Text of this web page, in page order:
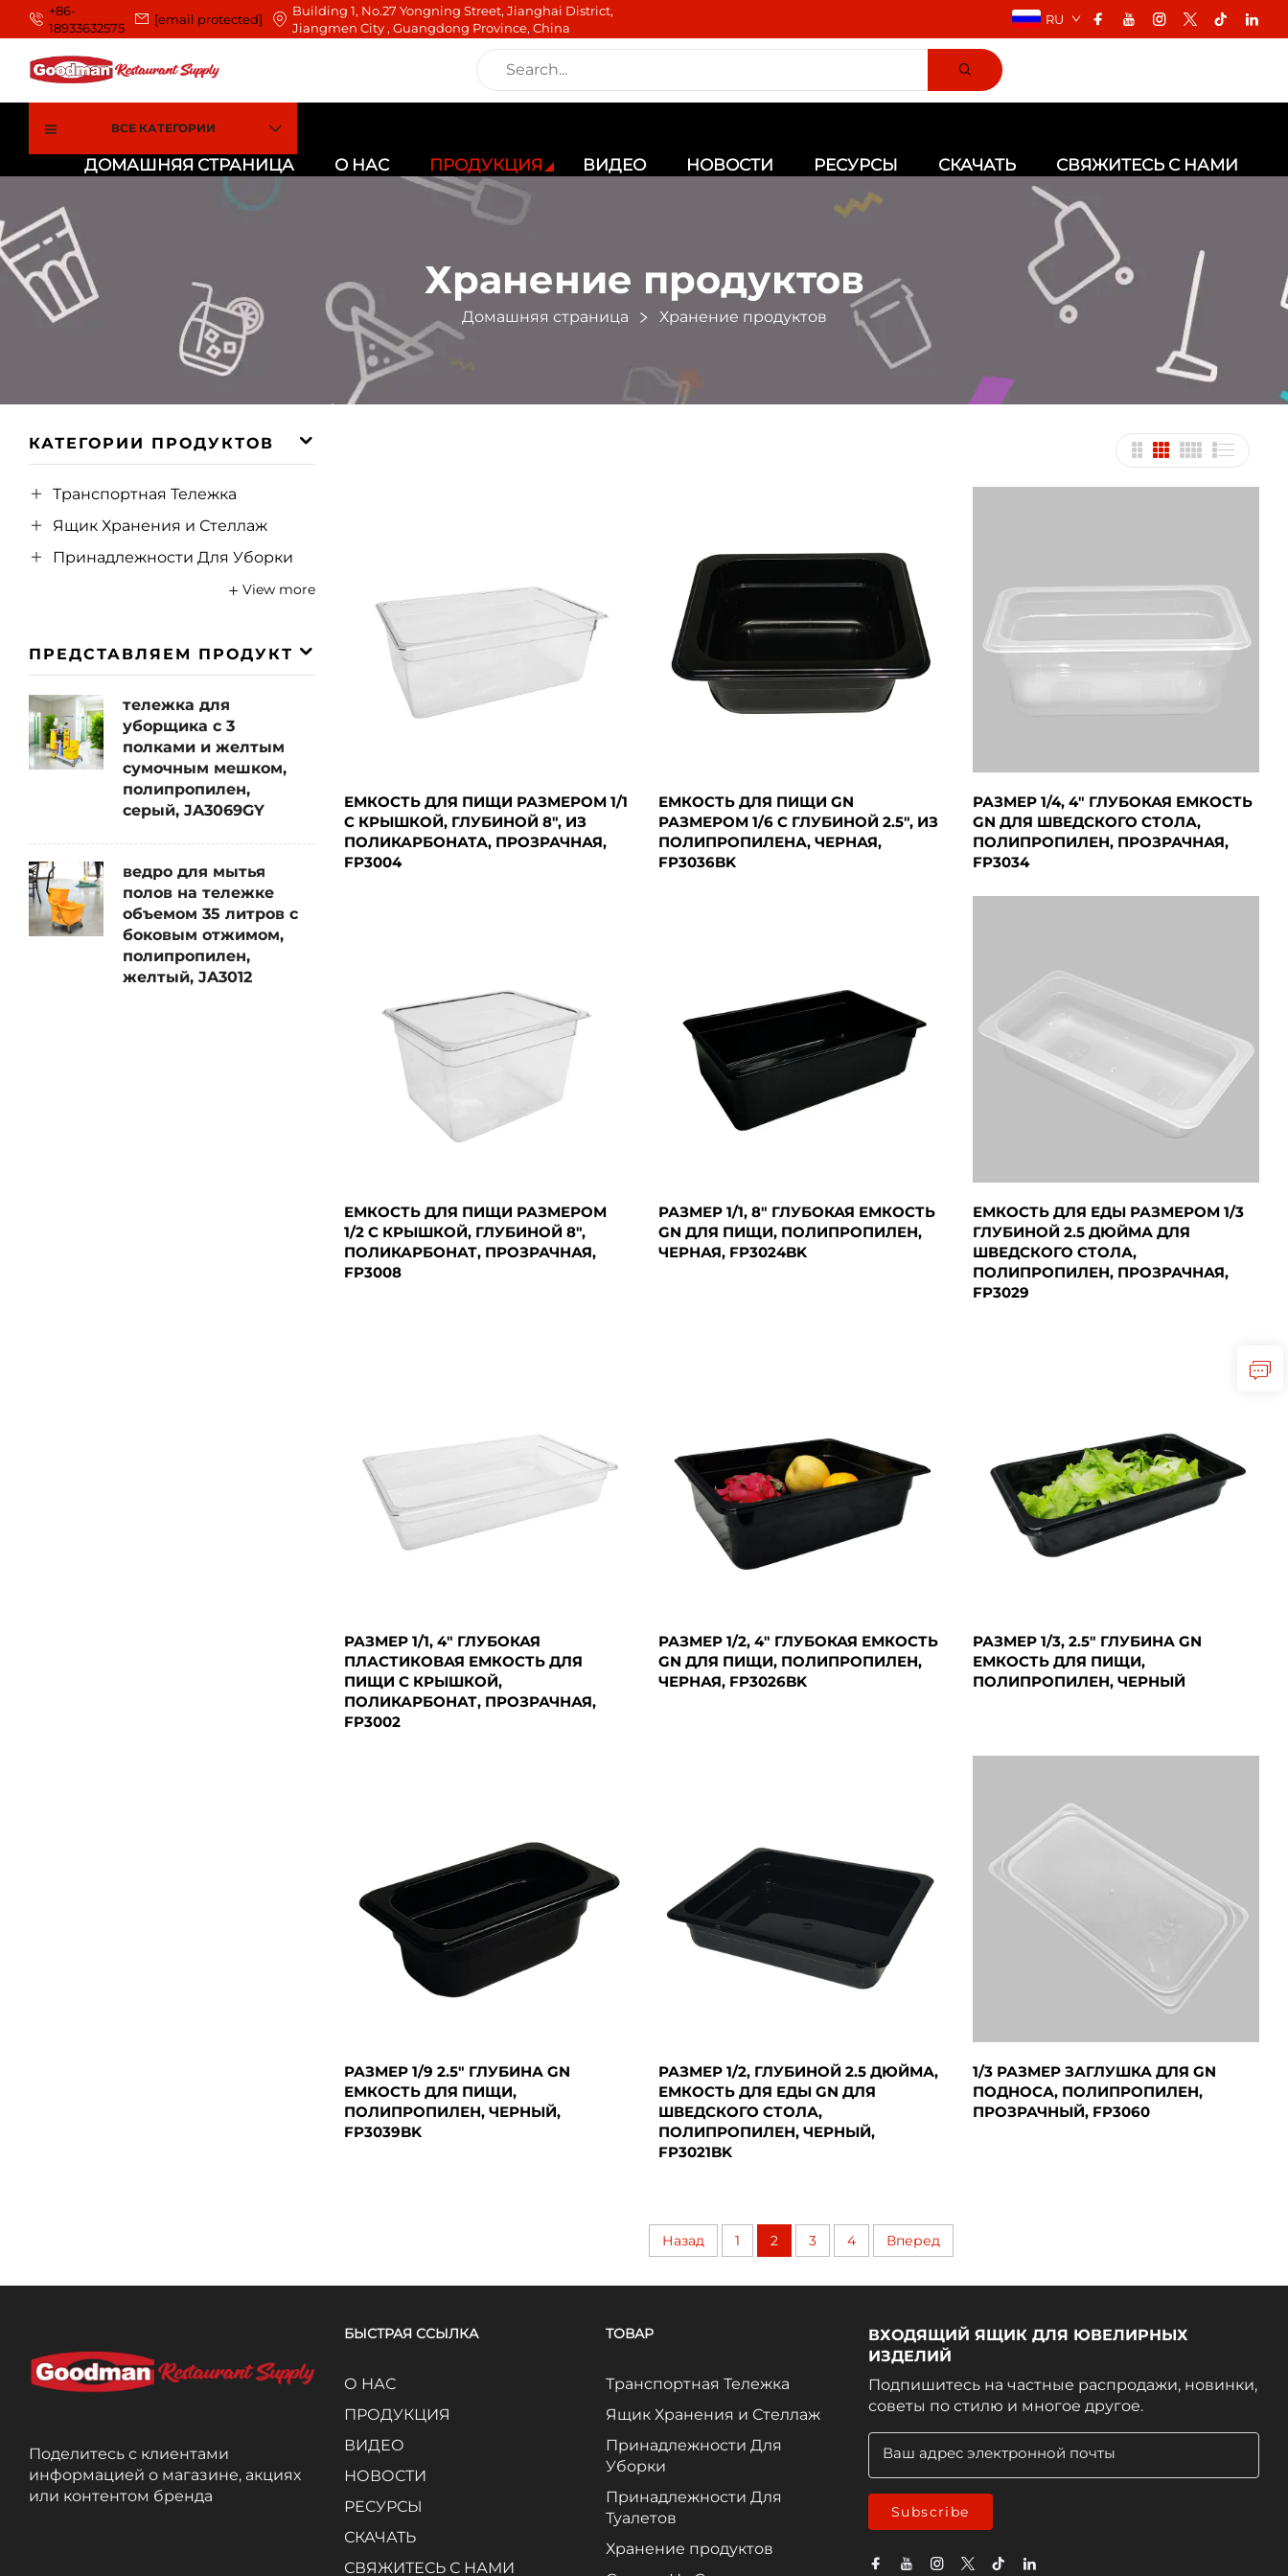
+86-
18933632575
[email protected]
Building 1, No.27 Yongning Street, Jianghai District,
Jiangmen City , Guangdong Province, China
RU
ВСЕ КАТЕГОРИИ
ДОМАШНЯЯ СТРАНИЦА О НАС ПРОДУКЦИЯ ВИДЕО НОВОСТИ РЕСУРСЫ СКАЧАТЬ СВЯЖИТЕСЬ С НАМИ
Хранение продуктов
Домашняя страница Хранение продуктов
КАТЕГОРИИ ПРОДУКТОВ
Транспортная Тележка
Ящик Хранения и Стеллаж
Принадлежности Для Уборки
View more
ПРЕДСТАВЛЯЕМ ПРОДУКТ
тележка для
уборщика с 3
полками и желтым
сумочным мешком,
полипропилен,
серый, JA3069GY
ведро для мытья
полов на тележке
объемом 35 литров с
боковым отжимом,
полипропилен,
желтый, JA3012
ЕМКОСТЬ ДЛЯ ПИЩИ РАЗМЕРОМ 1/1
С КРЫШКОЙ, ГЛУБИНОЙ 8", ИЗ
ПОЛИКАРБОНАТА, ПРОЗРАЧНАЯ,
FP3004
ЕМКОСТЬ ДЛЯ ПИЩИ GN
РАЗМЕРОМ 1/6 С ГЛУБИНОЙ 2.5", ИЗ
ПОЛИПРОПИЛЕНА, ЧЕРНАЯ,
FP3036BK
РАЗМЕР 1/4, 4" ГЛУБОКАЯ ЕМКОСТЬ
GN ДЛЯ ШВЕДСКОГО СТОЛА,
ПОЛИПРОПИЛЕН, ПРОЗРАЧНАЯ,
FP3034
ЕМКОСТЬ ДЛЯ ПИЩИ РАЗМЕРОМ
1/2 С КРЫШКОЙ, ГЛУБИНОЙ 8",
ПОЛИКАРБОНАТ, ПРОЗРАЧНАЯ,
FP3008
РАЗМЕР 1/1, 8" ГЛУБОКАЯ ЕМКОСТЬ
GN ДЛЯ ПИЩИ, ПОЛИПРОПИЛЕН,
ЧЕРНАЯ, FP3024BK
ЕМКОСТЬ ДЛЯ ЕДЫ РАЗМЕРОМ 1/3
ГЛУБИНОЙ 2.5 ДЮЙМА ДЛЯ
ШВЕДСКОГО СТОЛА,
ПОЛИПРОПИЛЕН, ПРОЗРАЧНАЯ,
FP3029
РАЗМЕР 1/1, 4" ГЛУБОКАЯ
ПЛАСТИКОВАЯ ЕМКОСТЬ ДЛЯ
ПИЩИ С КРЫШКОЙ,
ПОЛИКАРБОНАТ, ПРОЗРАЧНАЯ,
FP3002
РАЗМЕР 1/2, 4" ГЛУБОКАЯ ЕМКОСТЬ
GN ДЛЯ ПИЩИ, ПОЛИПРОПИЛЕН,
ЧЕРНАЯ, FP3026BK
РАЗМЕР 1/3, 2.5" ГЛУБИНА GN
ЕМКОСТЬ ДЛЯ ПИЩИ,
ПОЛИПРОПИЛЕН, ЧЕРНЫЙ
РАЗМЕР 1/9 2.5" ГЛУБИНА GN
ЕМКОСТЬ ДЛЯ ПИЩИ,
ПОЛИПРОПИЛЕН, ЧЕРНЫЙ,
FP3039BK
РАЗМЕР 1/2, ГЛУБИНОЙ 2.5 ДЮЙМА,
ЕМКОСТЬ ДЛЯ ЕДЫ GN ДЛЯ
ШВЕДСКОГО СТОЛА,
ПОЛИПРОПИЛЕН, ЧЕРНЫЙ,
FP3021BK
1/3 РАЗМЕР ЗАГЛУШКА ДЛЯ GN
ПОДНОСА, ПОЛИПРОПИЛЕН,
ПРОЗРАЧНЫЙ, FP3060
Назад 1 2 3 4 Вперед
Поделитесь с клиентами
информацией о магазине, акциях
или контентом бренда
БЫСТРАЯ ССЫЛКА
О НАС
ПРОДУКЦИЯ
ВИДЕО
НОВОСТИ
РЕСУРСЫ
СКАЧАТЬ
СВЯЖИТЕСЬ С НАМИ
ТОВАР
Транспортная Тележка
Ящик Хранения и Стеллаж
Принадлежности Для
Уборки
Принадлежности Для
Туалетов
Хранение продуктов
ВХОДЯЩИЙ ЯЩИК ДЛЯ ЮВЕЛИРНЫХ
ИЗДЕЛИЙ
Подпишитесь на частные распродажи, новинки,
советы по стилю и многое другое.
Ваш адрес электронной почты
Subscribe